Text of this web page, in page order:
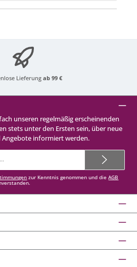
Lieferung ab 99 €
unseren regelmäßig erscheinenden
stets unter den Ersten sein, über neue
informiert werden.
Mail-
zur Kenntnis genommen und dieAGB